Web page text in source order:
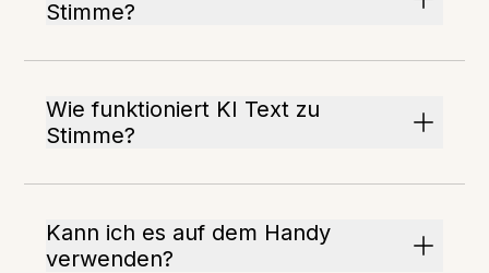
Stimme?
Wie funktioniert KI Text zu
Stimme?
Kann ich es auf dem Handy
verwenden?